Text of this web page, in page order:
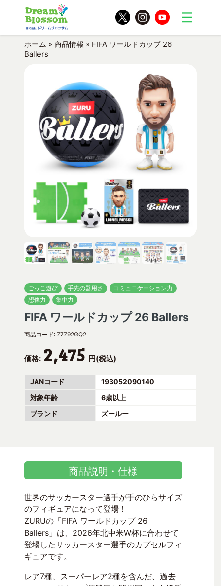
ホーム » 商品情報 » FIFA ワールドカップ 26
Ballers
ごっこ遊び 手先の器用さ
コミュニケーション力
想像力
集中力
FIFA ワールドカップ 26 Ballers
商品コード: 77792GQ2
価格: 2,475 円(税込)
JANコード
193052090140
対象年齢
6歳以上
ブランド
ズールー
商品説明・仕様
世界のサッカースター選手が手のひらサイズ
のフィギュアになって登場！
ZURUの「FIFA ワールドカップ 26
Ballers」は、2026年北中米W杯に合わせて
登場したサッカースター選手のカプセルフィ
ギュアです。
レア7種、スーパーレア2種を含んだ、過去